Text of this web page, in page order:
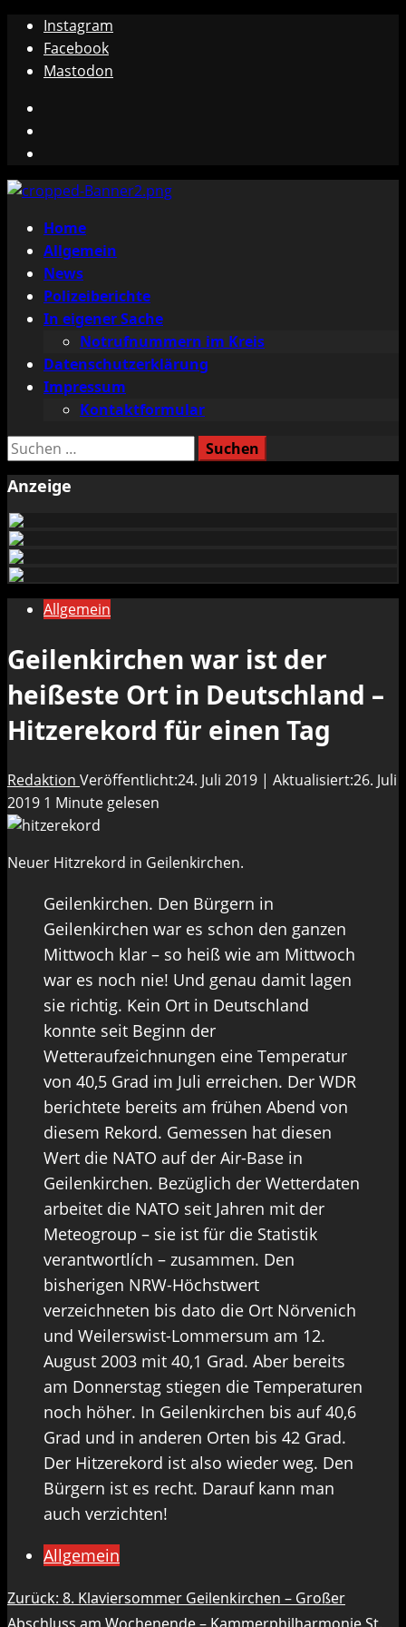
Zum
Inhalt
springen
Instagram
Facebook
Mastodon
Primäres
Menü
Home
Allgemein
News
Polizeiberichte
In eigener Sache
Notrufnummern im Kreis
Datenschutzerklärung
Impressum
Kontaktformular
Suchen
Anzeige
Allgemein
Geilenkirchen war ist der
heißeste Ort in Deutschland –
Hitzerekord für einen Tag
Redaktion Veröffentlicht:24. Juli 2019 | Aktualisiert:26. Juli
2019 1 Minute gelesen
Neuer Hitzrekord in Geilenkirchen.
Geilenkirchen. Den Bürgern in
Geilenkirchen war es schon den ganzen
Mittwoch klar – so heiß wie am Mittwoch
war es noch nie! Und genau damit lagen
sie richtig. Kein Ort in Deutschland
konnte seit Beginn der
Wetteraufzeichnungen eine Temperatur
von 40,5 Grad im Juli erreichen. Der WDR
berichtete bereits am frühen Abend von
diesem Rekord. Gemessen hat diesen
Wert die NATO auf der Air-Base in
Geilenkirchen. Bezüglich der Wetterdaten
arbeitet die NATO seit Jahren mit der
Meteogroup – sie ist für die Statistik
verantwortlích – zusammen. Den
bisherigen NRW-Höchstwert
verzeichneten bis dato die Ort Nörvenich
und Weilerswist-Lommersum am 12.
August 2003 mit 40,1 Grad. Aber bereits
am Donnerstag stiegen die Temperaturen
noch höher. In Geilenkirchen bis auf 40,6
Grad und in anderen Orten bis 42 Grad.
Der Hitzerekord ist also wieder weg. Den
Bürgern ist es recht. Darauf kann man
auch verzichten!
Allgemein
Beitragsnavigation
Zurück: 8. Klaviersommer Geilenkirchen – Großer